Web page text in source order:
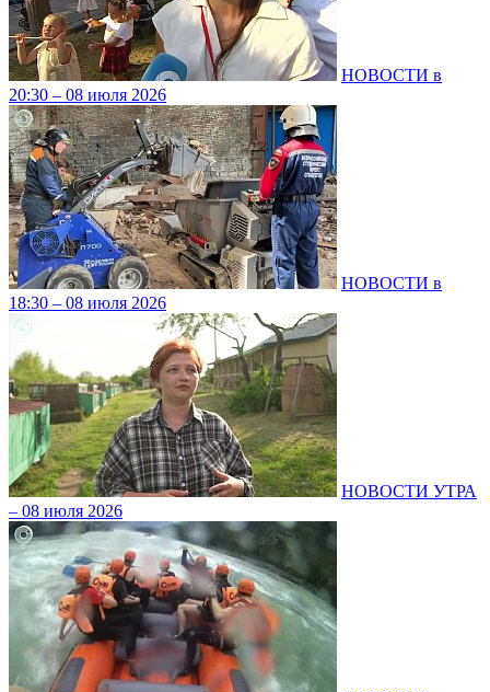
НОВОСТИ в
20:30 – 08 июля 2026
НОВОСТИ в
18:30 – 08 июля 2026
НОВОСТИ УТРА
– 08 июля 2026